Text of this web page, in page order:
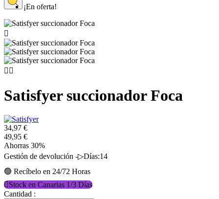
Inicio
Satisfyer succionador Foca
¡En oferta!

 
Satisfyer succionador Foca
34,97 €
49,95 €
Ahorras 30%
Gestión de devolución -▷Días:14
🟢 Recíbelo en 24/72 Horas
Stock en Canarias 1/3 Días
Cantidad :